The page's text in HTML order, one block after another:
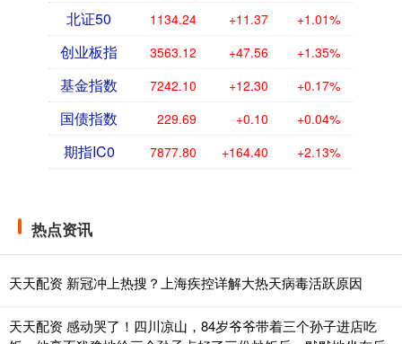
北证50 1134.24 +11.37 +1.01%
创业板指 3563.12 +47.56 +1.35%
基金指数 7242.10 +12.30 +0.17%
国债指数 229.69 +0.10 +0.04%
期指IC0 7877.80 +164.40 +2.13%
热点资讯
天天配资 新冠冲上热搜？上海疾控详解大热天病毒活跃原因
天天配资 感动哭了！四川凉山，84岁爷爷带着三个孙子进店吃